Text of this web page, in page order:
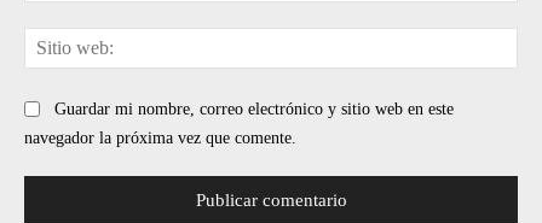
Guardar mi nombre, correo electrónico y sitio web en este
navegador la próxima vez que comente.